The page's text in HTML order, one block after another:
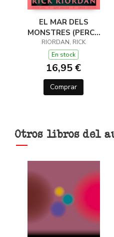
EL MAR DELS
MONSTRES (PERCY
JACKSON I ELS DÉUS
DE L'OLIMP 2)
RIORDAN, RICK
En stock
16,95 €
Comprar
Otros libros del